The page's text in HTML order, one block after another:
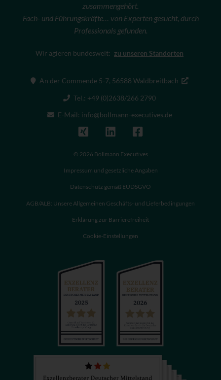
zusammengehört.
Fach- und Führungskräfte… von Experten gesucht, durch
Professionals gefunden.
Wir agieren bundesweit: zu unseren Standorten
An der Commende 5-7, 56588 Waldbreitbach
Tel.: +49 (0)2638/266 2790
E-Mail: info@bollmann-executives.de
© 2026 Bollmann Executives
Impressum und gesetzliche Angaben
Datenschutz gemäß EUDSGVO
AGB/ALB: Unsere Allgemeinen Geschäfts- und Lieferbedingungen
Erklärung zur Barrierefreiheit
Cookie-Einstellungen